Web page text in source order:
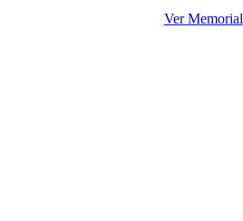
Ver Memorial